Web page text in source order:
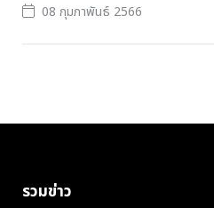
08 กุมภาพันธ์ 2566
รวมข่าว